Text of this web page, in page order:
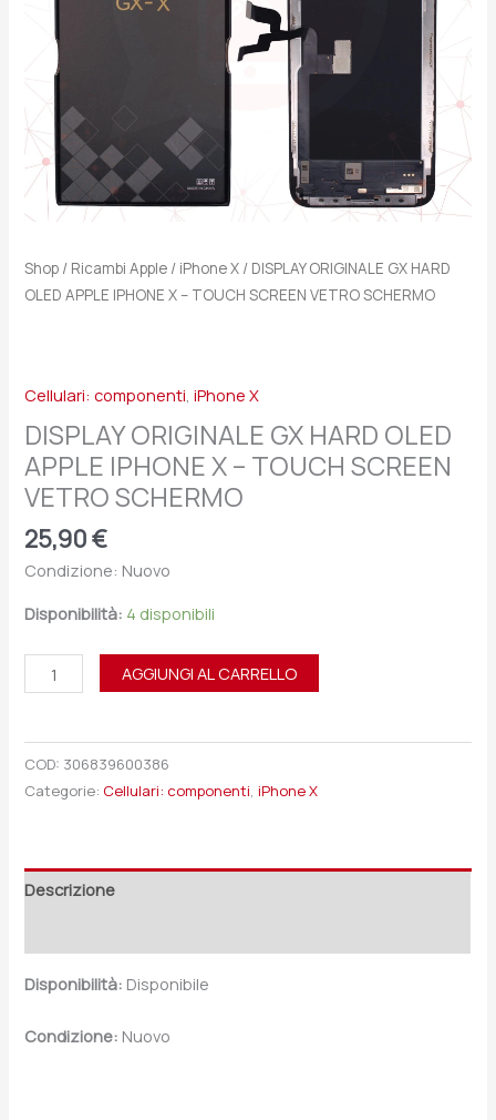
Shop / Ricambi Apple / iPhone X / DISPLAY ORIGINALE GX HARD
OLED APPLE IPHONE X – TOUCH SCREEN VETRO SCHERMO
Cellulari: componenti,iPhone X
DISPLAY ORIGINALE GX HARD OLED
APPLE IPHONE X – TOUCH SCREEN
VETRO SCHERMO
25,90€
Condizione: Nuovo
Disponibilità: 4 disponibili
SCREEN
VETRO
SCHERMO
quantità
AGGIUNGI AL CARRELLO
COD: 306839600386
Categorie: Cellulari: componenti,iPhone X
Descrizione
Disponibilità: Disponibile
Condizione: Nuovo